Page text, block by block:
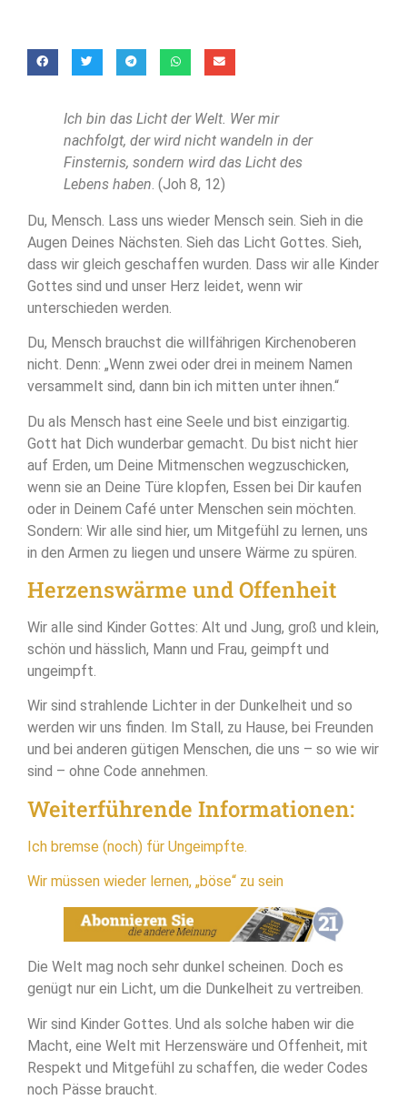
Ich bin das Licht der Welt. Wer mir
nachfolgt, der wird nicht wandeln in der
Finsternis, sondern wird das Licht des
Lebens haben . (Joh 8, 12)
Du, Mensch. Lass uns wieder Mensch sein. Sieh in die
Augen Deines Nächsten. Sieh das Licht Gottes. Sieh,
dass wir gleich geschaffen wurden. Dass wir alle Kinder
Gottes sind und unser Herz leidet, wenn wir
unterschieden werden.
Du, Mensch brauchst die willfährigen Kirchenoberen
nicht. Denn: „Wenn zwei oder drei in meinem Namen
versammelt sind, dann bin ich mitten unter ihnen.“
Du als Mensch hast eine Seele und bist einzigartig.
Gott hat Dich wunderbar gemacht. Du bist nicht hier
auf Erden, um Deine Mitmenschen wegzuschicken,
wenn sie an Deine Türe klopfen, Essen bei Dir kaufen
oder in Deinem Café unter Menschen sein möchten.
Sondern: Wir alle sind hier, um Mitgefühl zu lernen, uns
in den Armen zu liegen und unsere Wärme zu spüren.
Herzenswärme und Offenheit
Wir alle sind Kinder Gottes: Alt und Jung, groß und klein,
schön und hässlich, Mann und Frau, geimpft und
ungeimpft.
Wir sind strahlende Lichter in der Dunkelheit und so
werden wir uns finden. Im Stall, zu Hause, bei Freunden
und bei anderen gütigen Menschen, die uns – so wie wir
sind – ohne Code annehmen.
Weiterführende Informationen:
Ich bremse (noch) für Ungeimpfte.
Wir müssen wieder lernen, „böse“ zu sein
Die Welt mag noch sehr dunkel scheinen. Doch es
genügt nur ein Licht, um die Dunkelheit zu vertreiben.
Wir sind Kinder Gottes. Und als solche haben wir die
Macht, eine Welt mit Herzenswäre und Offenheit, mit
Respekt und Mitgefühl zu schaffen, die weder Codes
noch Pässe braucht.